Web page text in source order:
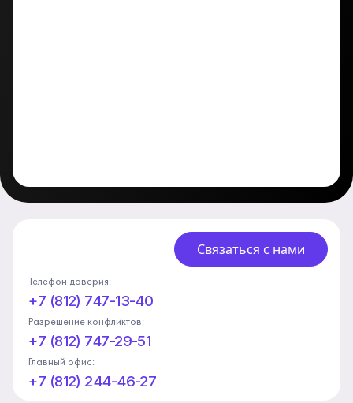
Связаться с нами
Телефон доверия:
+7 (812) 747-13-40
Разрешение конфликтов:
+7 (812) 747-29-51
Главный офис:
+7 (812) 244-46-27